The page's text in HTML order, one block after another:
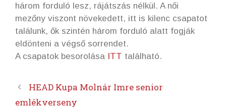
három forduló lesz, rájátszás nélkül. A női
mezőny viszont növekedett, itt is kilenc csapatot
találunk, ők szintén három forduló alatt fogják
eldönteni a végső sorrendet.
A csapatok besorolása ITT található.
HEAD Kupa Molnár Imre senior
emlékverseny